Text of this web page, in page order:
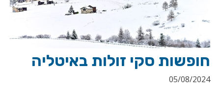
חופשות סקי זולות באיטליה
05/08/2024